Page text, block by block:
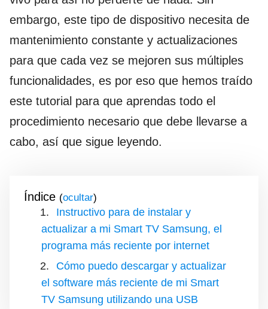
embargo, este tipo de dispositivo necesita de
mantenimiento constante y actualizaciones
para que cada vez se mejoren sus múltiples
funcionalidades, es por eso que hemos traído
este tutorial para que aprendas todo el
procedimiento necesario que debe llevarse a
cabo, así que sigue leyendo.
Índice ( )
Instructivo para de instalar y
actualizar a mi Smart TV Samsung, el
programa más reciente por internet
Cómo puedo descargar y actualizar
el software más reciente de mi Smart
TV Samsung utilizando una USB